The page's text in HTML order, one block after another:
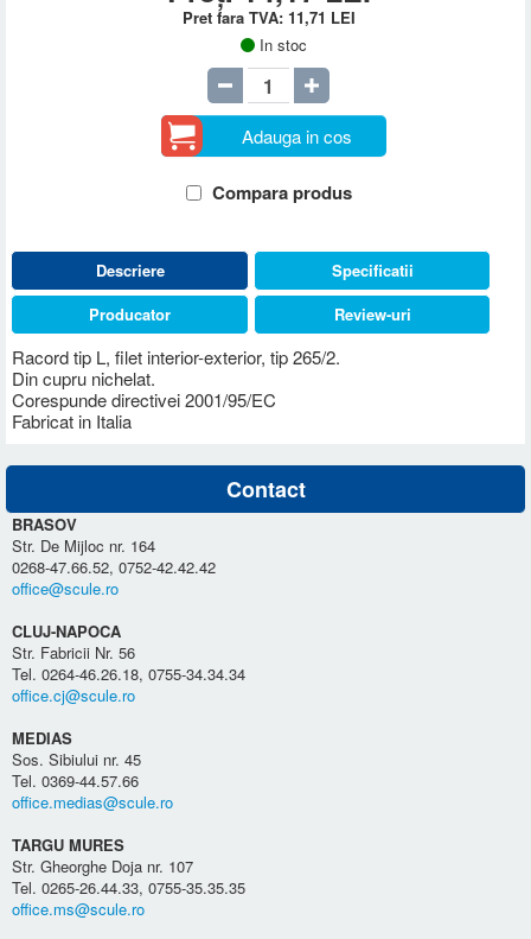
Pret fara TVA: 11,71 LEI
In stoc
Adauga in cos
Compara produs
Descriere
Racord tip L, filet interior-exterior, tip 265/2.
Din cupru nichelat.
Corespunde directivei 2001/95/EC
Fabricat in Italia
Specificatii
Producator
Review-uri
Contact
BRASOV
Str. De Mijloc nr. 164
0268-47.66.52, 0752-42.42.42
office@scule.ro
CLUJ-NAPOCA
Str. Fabricii Nr. 56
Tel. 0264-46.26.18, 0755-34.34.34
office.cj@scule.ro
MEDIAS
Sos. Sibiului nr. 45
Tel. 0369-44.57.66
office.medias@scule.ro
TARGU MURES
Str. Gheorghe Doja nr. 107
Tel. 0265-26.44.33, 0755-35.35.35
office.ms@scule.ro